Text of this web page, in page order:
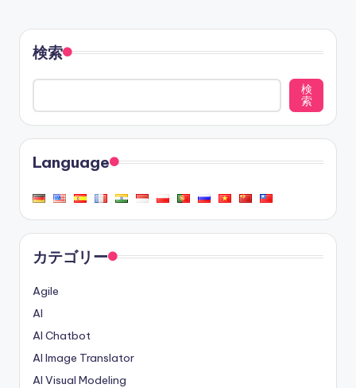
検索
検
索
Language
カテゴリー
Agile
AI
AI Chatbot
AI Image Translator
AI Visual Modeling